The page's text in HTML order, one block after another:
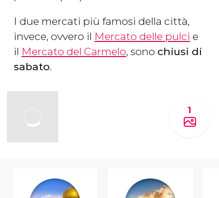
I due mercati più famosi della città,
invece, ovvero il Mercato delle pulci e
il Mercato del Carmelo, sono chiusi di
sabato.
1